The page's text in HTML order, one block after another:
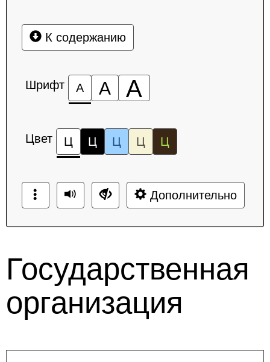
К содержанию
Шрифт А А А
Цвет Ц Ц Ц Ц Ц
Дополнительно
Государственная
организация